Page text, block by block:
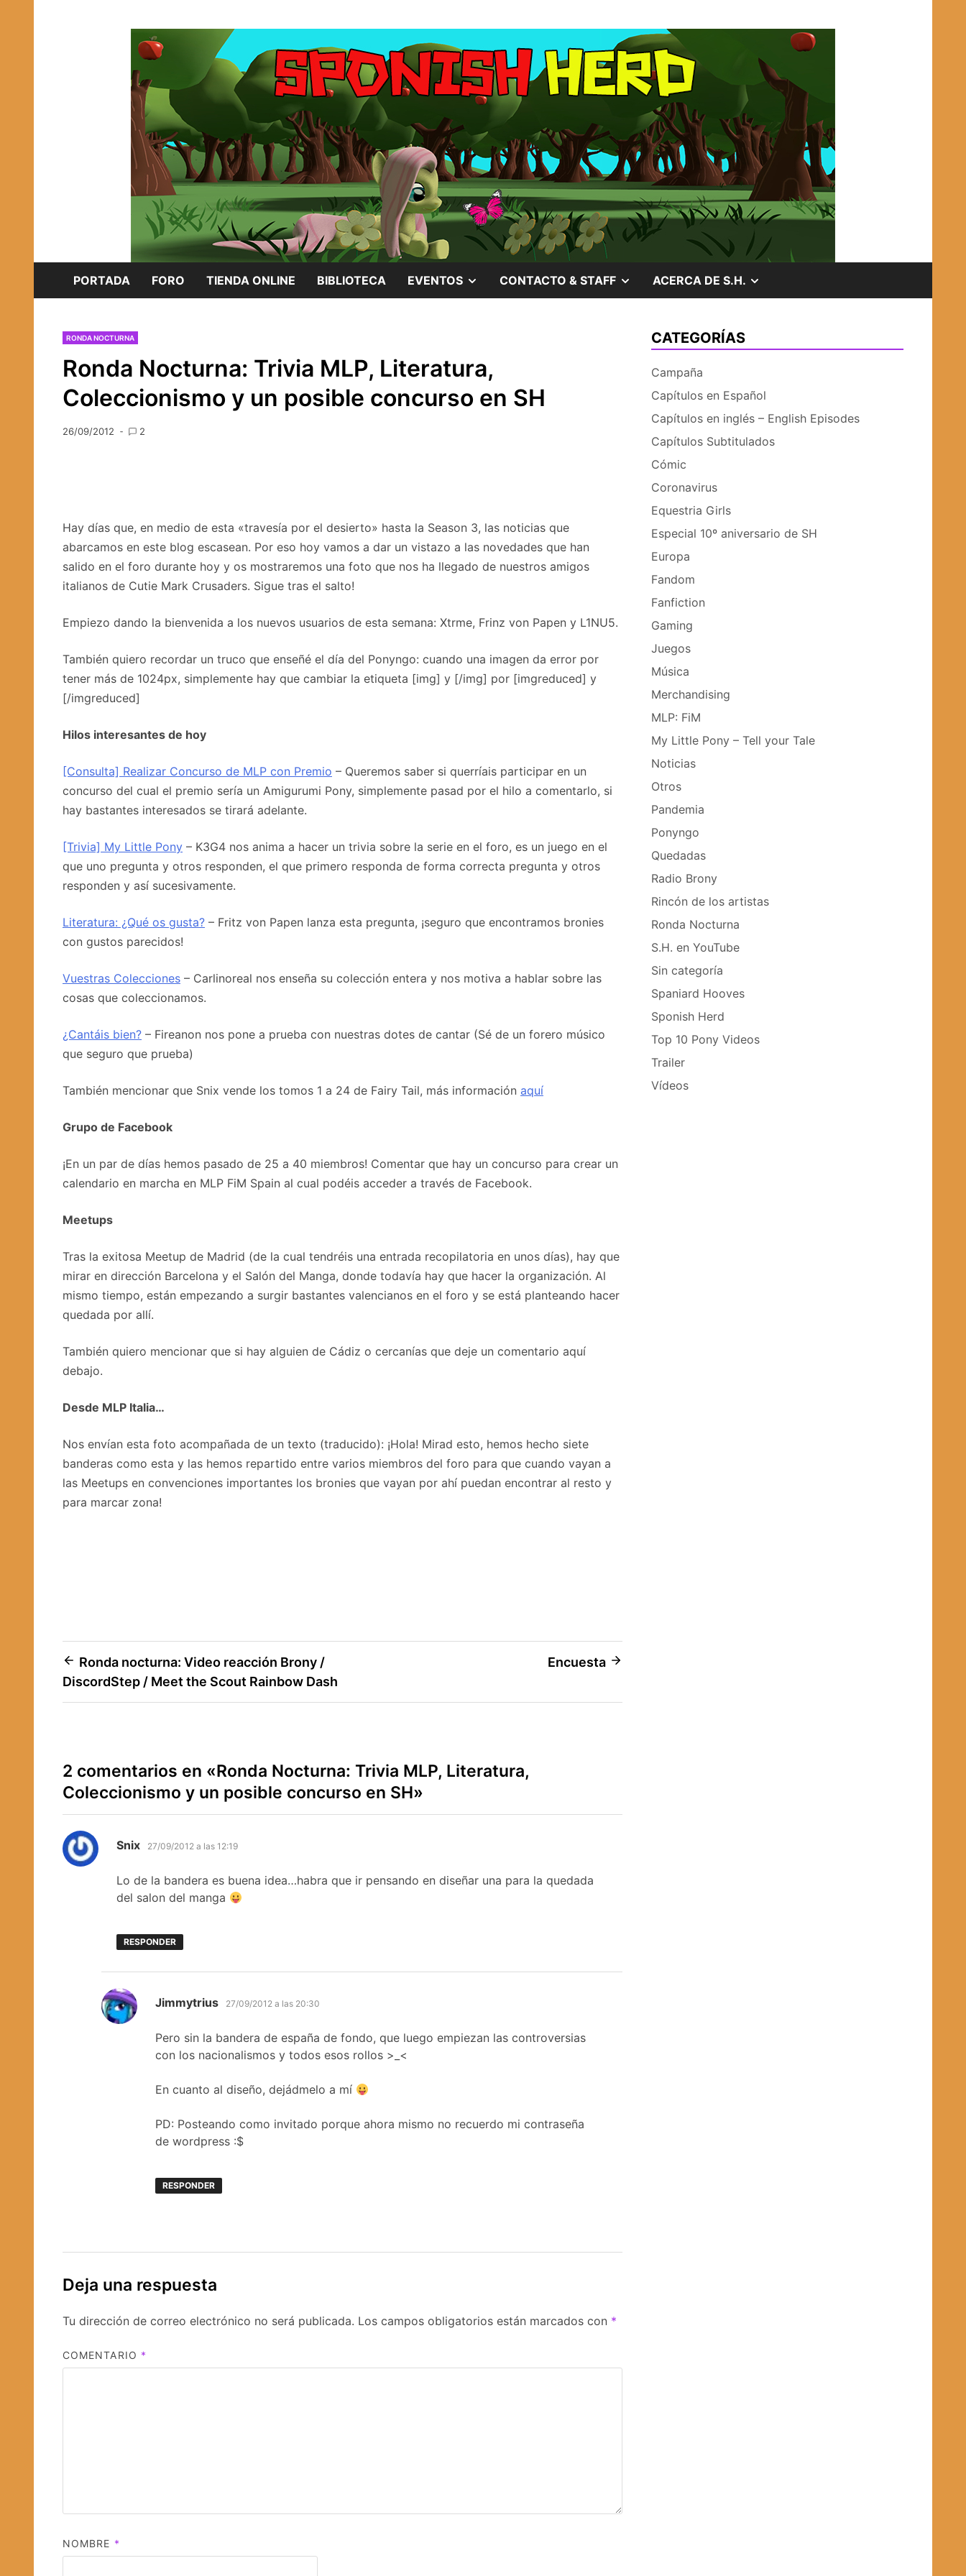
SPONISH HERD
PORTADA FORO TIENDA ONLINE BIBLIOTECA EVENTOS MOSTRAR
CONTACTO & STAFF MOSTRAR
SUBMENÚ
ACERCA DE S.H.
SUBMENÚ
RONDA NOCTURNA
Ronda Nocturna: Trivia MLP, Literatura,
Coleccionismo y un posible concurso en SH
26/09/2012 2
Hay días que, en medio de esta «travesía por el desierto» hasta la Season 3, las noticias que
abarcamos en este blog escasean. Por eso hoy vamos a dar un vistazo a las novedades que han
salido en el foro durante hoy y os mostraremos una foto que nos ha llegado de nuestros amigos
italianos de Cutie Mark Crusaders. Sigue tras el salto!
Empiezo dando la bienvenida a los nuevos usuarios de esta semana: Xtrme, Frinz von Papen y L1NU5.
También quiero recordar un truco que enseñé el día del Ponyngo: cuando una imagen da error por
tener más de 1024px, simplemente hay que cambiar la etiqueta [img] y [/img] por [imgreduced] y
[/imgreduced]
Hilos interesantes de hoy
[Consulta] Realizar Concurso de MLP con Premio – Queremos saber si querríais participar en un
concurso del cual el premio sería un Amigurumi Pony, simplemente pasad por el hilo a comentarlo, si
hay bastantes interesados se tirará adelante.
[Trivia] My Little Pony – K3G4 nos anima a hacer un trivia sobre la serie en el foro, es un juego en el
que uno pregunta y otros responden, el que primero responda de forma correcta pregunta y otros
responden y así sucesivamente.
Literatura: ¿Qué os gusta? – Fritz von Papen lanza esta pregunta, ¡seguro que encontramos bronies
con gustos parecidos!
Vuestras Colecciones – Carlinoreal nos enseña su colección entera y nos motiva a hablar sobre las
cosas que coleccionamos.
¿Cantáis bien? – Fireanon nos pone a prueba con nuestras dotes de cantar (Sé de un forero músico
que seguro que prueba)
También mencionar que Snix vende los tomos 1 a 24 de Fairy Tail, más información aquí
Grupo de Facebook
¡En un par de días hemos pasado de 25 a 40 miembros! Comentar que hay un concurso para crear un
calendario en marcha en MLP FiM Spain al cual podéis acceder a través de Facebook.
Meetups
Tras la exitosa Meetup de Madrid (de la cual tendréis una entrada recopilatoria en unos días), hay que
mirar en dirección Barcelona y el Salón del Manga, donde todavía hay que hacer la organización. Al
mismo tiempo, están empezando a surgir bastantes valencianos en el foro y se está planteando hacer
quedada por allí.
También quiero mencionar que si hay alguien de Cádiz o cercanías que deje un comentario aquí
debajo.
Desde MLP Italia…
Nos envían esta foto acompañada de un texto (traducido): ¡Hola! Mirad esto, hemos hecho siete
banderas como esta y las hemos repartido entre varios miembros del foro para que cuando vayan a
las Meetups en convenciones importantes los bronies que vayan por ahí puedan encontrar al resto y
para marcar zona!
Navegación
de
Ronda nocturna: Video reacción Brony /
DiscordStep / Meet the Scout Rainbow Dash
Encuesta
2 comentarios en «Ronda Nocturna: Trivia MLP, Literatura,
Coleccionismo y un posible concurso en SH»
Snix dice:
27/09/2012 a las 12:19
Lo de la bandera es buena idea…habra que ir pensando en diseñar una para la quedada
del salon del manga
RESPONDER
Jimmytrius dice:
27/09/2012 a las 20:30
Pero sin la bandera de españa de fondo, que luego empiezan las controversias
con los nacionalismos y todos esos rollos >_<
En cuanto al diseño, dejádmelo a mí
PD: Posteando como invitado porque ahora mismo no recuerdo mi contraseña
de wordpress :$
RESPONDER
Deja una respuesta
Tu dirección de correo electrónico no será publicada. Los campos obligatorios están marcados con *
COMENTARIO *
NOMBRE *
CATEGORÍAS
Campaña
Capítulos en Español
Capítulos en inglés – English Episodes
Capítulos Subtitulados
Cómic
Coronavirus
Equestria Girls
Especial 10º aniversario de SH
Europa
Fandom
Fanfiction
Gaming
Juegos
Música
Merchandising
MLP: FiM
My Little Pony – Tell your Tale
Noticias
Otros
Pandemia
Ponyngo
Quedadas
Radio Brony
Rincón de los artistas
Ronda Nocturna
S.H. en YouTube
Sin categoría
Spaniard Hooves
Sponish Herd
Top 10 Pony Videos
Trailer
Vídeos